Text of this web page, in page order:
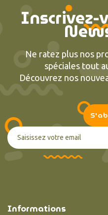
Inscrivez-
Ne ratez plus nos
spéciales tout
Découvrez nos
Informations